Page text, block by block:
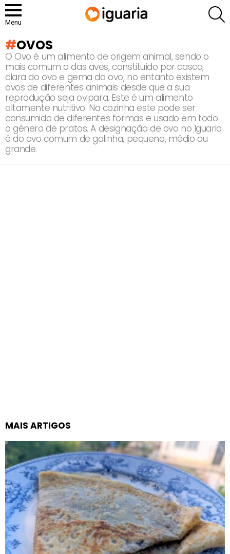
Menu
OVOS
O Ovo é um alimento de origem animal, sendo o
mais comum o das aves, constituído por casca,
clara do ovo e gema do ovo, no entanto existem
ovos de diferentes animais desde que a sua
reprodução seja ovipara. Este é um alimento
altamente nutritivo. Na cozinha este pode ser
consumido de diferentes formas e usado em todo
o género de pratos. A designação de ovo no Iguaria
é do ovo comum de galinha, pequeno, médio ou
grande.
MAIS ARTIGOS